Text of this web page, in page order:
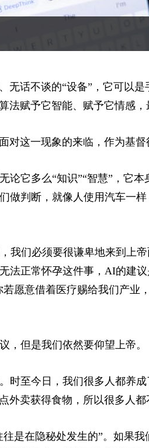
无话不谈的“设备”，它可以
赋予它智能、赋予它情感，
对这一现象的来临，作为基督
它多么“知识”“智慧”，它
做判断，就像人使用汽车一
我们必须要很谦卑地来到上
法正常怀孕这件事，AI的建
愿意借着医疗赐给我们产业
，但是我们依然要仰望上帝。
时至今日，我们很多人都养
卖获得食物，所以很多人都
是在隐秘处发生的”。如果我